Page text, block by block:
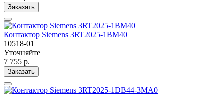
Заказать
Контактор Siemens 3RT2025-1BM40
10518-01
Уточняйте
7 755 р.
Заказать